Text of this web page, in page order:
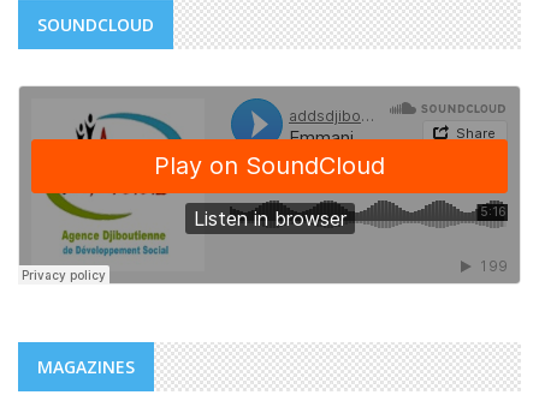
SOUNDCLOUD
MAGAZINES